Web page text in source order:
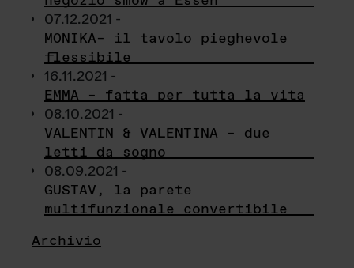
07.12.2021 -
MONIKA– il tavolo pieghevole
flessibile
16.11.2021 -
EMMA – fatta per tutta la vita
08.10.2021 -
VALENTIN & VALENTINA – due
letti da sogno
08.09.2021 -
GUSTAV, la parete
multifunzionale convertibile
Archivio